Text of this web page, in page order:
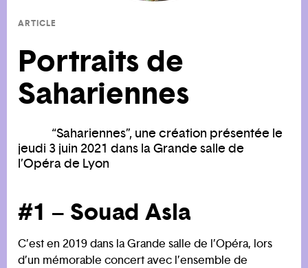
ARTICLE
Portraits de
Sahariennes
“Sahariennes”, une création présentée le
jeudi 3 juin 2021 dans la Grande salle de
l’Opéra de Lyon
#1 – Souad Asla
C’est en 2019 dans la Grande salle de l’Opéra, lors
d’un mémorable concert avec l’ensemble de